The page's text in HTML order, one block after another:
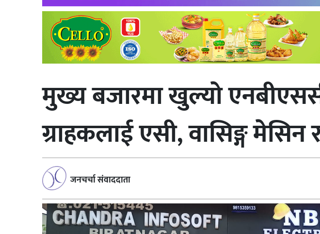
मुख्य बजारमा खुल्याे
ग्राहकलाई एसी, वासिङ्ग मेसिन
जनचर्चा संवाददाता